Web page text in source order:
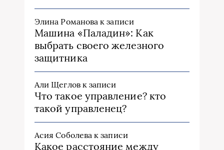
Элина Романова к записи
Машина «Паладин»: Как
выбрать своего железного
защитника
Али Щегловк записи
Что такое управление? кто
такой управленец?
Асия Соболева к записи
Какое расстояние между